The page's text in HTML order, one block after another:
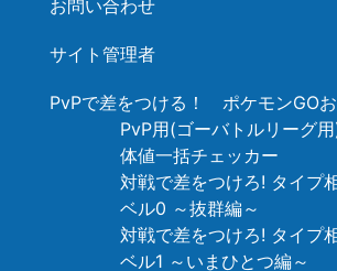
お問い合わせ
サイト管理者
PvPで差をつける！ ポケモンGO
PvP用(ゴーバトルリーグ
体値一括チェッカー
対戦で差をつけろ! タイプ
ベル0 ～抜群編～
対戦で差をつけろ! タイプ
ベル1 ～いまひとつ編～